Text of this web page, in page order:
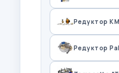
Редуктор
Редуктор